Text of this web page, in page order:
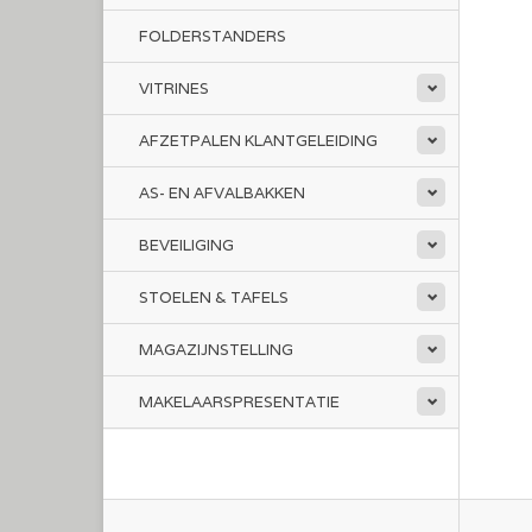
FOLDERSTANDERS
VITRINES
AFZETPALEN KLANTGELEIDING
AS- EN AFVALBAKKEN
BEVEILIGING
STOELEN & TAFELS
MAGAZIJNSTELLING
MAKELAARSPRESENTATIE